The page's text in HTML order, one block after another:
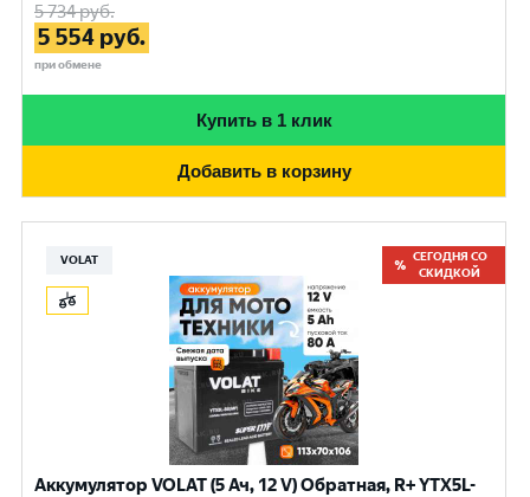
5 734руб.
5 554 руб.
при обмене
Купить в 1 клик
Добавить в корзину
VOLAT
СЕГОДНЯ СО
СКИДКОЙ
Аккумулятор VOLAT (5 Ач, 12 V) Обратная, R+ YTX5L-